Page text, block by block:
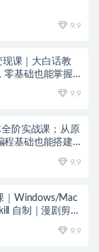
9.9
现课｜大白话教
零基础也能掌握
9.9
阶实战课；从原
程基础也能搭建
9.9
自制｜漫剧剪辑
9.9